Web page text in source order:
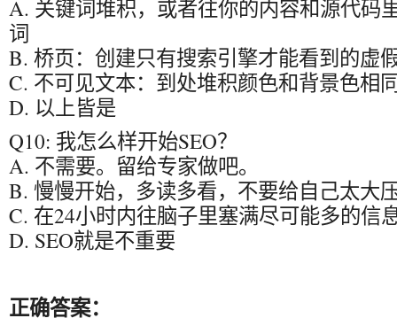
A. 关键词堆积，或者往你的内容和源代码
词
B. 桥页：创建只有搜索引擎才能看到的虚
C. 不可见文本：到处堆积颜色和背景色相
D. 以上皆是
Q10: 我怎么样开始SEO？
A. 不需要。留给专家做吧。
B. 慢慢开始，多读多看，不要给自己太大
C. 在24小时内往脑子里塞满尽可能多的信
D. SEO就是不重要
正确答案：